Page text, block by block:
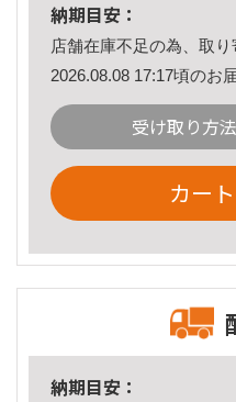
納期目安：
店舗在庫不足の為、取り
2026.08.08 17:17頃のお
受け取り方
カー
納期目安：